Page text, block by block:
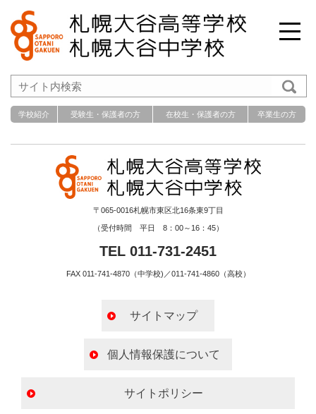
学校紹介 受験生・保護者の方 在校生・保護者の方 卒業生の方
〒065-0016札幌市東区北16条東9丁目
（受付時間 平日 8：00～16：45）
TEL 011-731-2451
FAX 011-741-4870（中学校)／011-741-4860（高校）
サイトマップ
個人情報保護について
サイトポリシー